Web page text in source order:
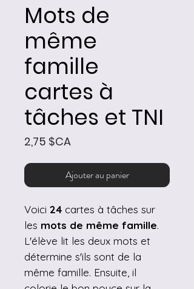
Mots de
même
famille
cartes à
tâches et TNI
2,75 $CAPrix
Ajouter au panier
Voici 24 cartes à tâches sur
les mots de même famille.
L'élève lit les deux mots et
détermine s'ils sont de la
même famille. Ensuite, il